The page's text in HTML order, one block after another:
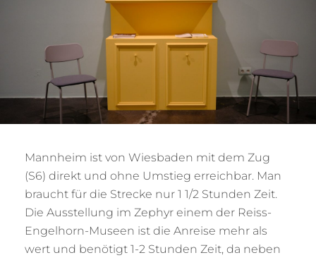
Mannheim ist von Wiesbaden mit dem Zug
(S6) direkt und ohne Umstieg erreichbar. Man
braucht für die Strecke nur 1 1/2 Stunden Zeit.
Die Ausstellung im Zephyr einem der Reiss-
Engelhorn-Museen ist die Anreise mehr als
wert und benötigt 1-2 Stunden Zeit, da neben